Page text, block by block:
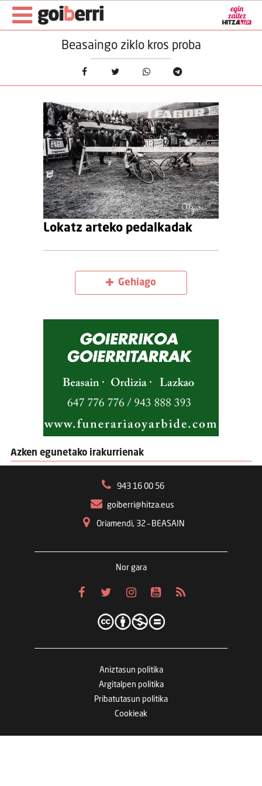
Beasaingo ziklo kros proba
Lokatz arteko pedalkadak
Gehiago
Azken egunetako irakurrienak
943 16 00 56
goiberri@hitza.eus
Oriamendi, 32 – BEASAIN
Nor gara
Aniztasun politika
Argitalpen politika
Pribatutasun politika
Cookieak